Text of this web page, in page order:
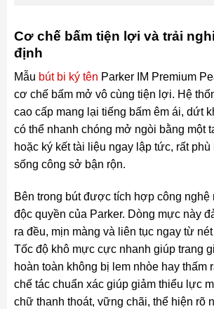
Cơ chế bấm tiện lợi và trải
định
Mẫu bút bi ký tên Parker IM Premium
cơ chế bấm mở vô cùng tiện lợi. Hệ
cao cấp mang lại tiếng bấm êm ái, dứt
có thể nhanh chóng mở ngòi bằng một
hoặc ký kết tài liệu ngay lập tức, rất
sống công sở bận rộn.
Bên trong bút được tích hợp công nghệ
độc quyền của Parker. Dòng mực này
ra đều, mịn màng và liên tục ngay từ
Tốc độ khô mực cực nhanh giúp trang
hoàn toàn không bị lem nhòe hay thấm
chế tác chuẩn xác giúp giảm thiểu lực
chữ thanh thoát, vững chãi, thể hiện rõ